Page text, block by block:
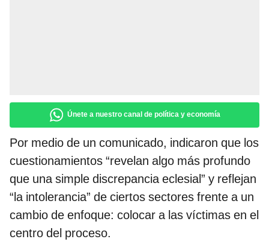
Únete a nuestro canal de política y economía
Por medio de un comunicado, indicaron que los
cuestionamientos “revelan algo más profundo
que una simple discrepancia eclesial” y reflejan
“la intolerancia” de ciertos sectores frente a un
cambio de enfoque: colocar a las víctimas en el
centro del proceso.